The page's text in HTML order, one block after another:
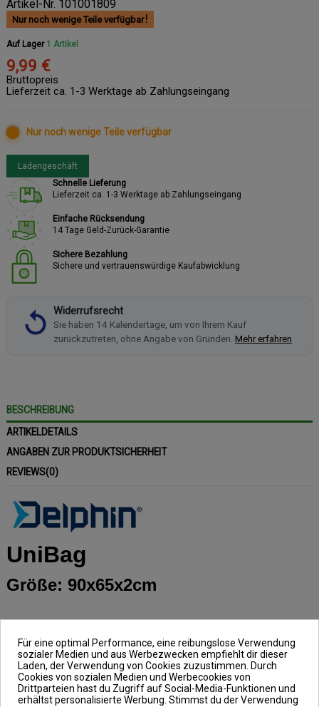
Artikel-Nr. 101001809
Nur noch wenige Teile verfügbar
Auf Lager 1 Artikel
9,99 €
Bruttopreis
Lieferzeit ca. 1-3 Werktage ab Zahlungseingang
Nur noch wenige Teile verfügbar
Ladengeschäft
Schnelle Lieferung
Lieferzeit ca. 1-3 Werktage ab Zahlungseingang
Einfache Rücksendung
14 Tage Geld-Zurück-Garantie
Sichere Bezahlung
Sichere und vertrauenswürdige Kaufabwicklung
Widerrufsrecht
Sie haben 14 Kalendertage, um von Ihrem Kauf
zurückzutreten, ohne Angabe von Gründen. Mehr erfahren
BESCHREIBUNG
ARTIKELDETAILS
ANGABEN ZUR PRODUKTSICHERHEIT
REVIEWS(0)
UniBag
Größe: 90x65x2cm
Delphin, handelt es sich um eine äußerst
praktische, vielseitige Tasche aus
nahezu wasserdichtem Material. Somit
Für eine optimal Performance, eine reibungslose Verwendung
sozialer Medien und aus Werbezwecken empfiehlt dir dieser
Laden, der Verwendung von Cookies zuzustimmen. Durch
Cookies von sozialen Medien und Werbecookies von
Drittparteien hast du Zugriff auf Social-Media-Funktionen und
erhältst personalisierte Werbung. Stimmst du der Verwendung